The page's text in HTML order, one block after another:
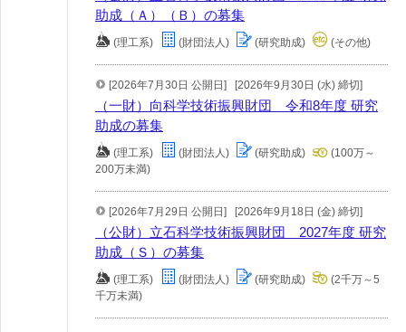
助成（Ａ）（Ｂ）の募集
(理工系) (財団法人) (研究助成) (その他)
[2026年7月30日 公開日] [2026年9月30日 (水) 締切]
（一財）向科学技術振興財団 令和8年度 研究
助成の募集
(理工系) (財団法人) (研究助成)
(100万～
200万未満)
[2026年7月29日 公開日] [2026年9月18日 (金) 締切]
（公財）立石科学技術振興財団 2027年度 研究
助成（Ｓ）の募集
(理工系) (財団法人) (研究助成)
(2千万～5
千万未満)